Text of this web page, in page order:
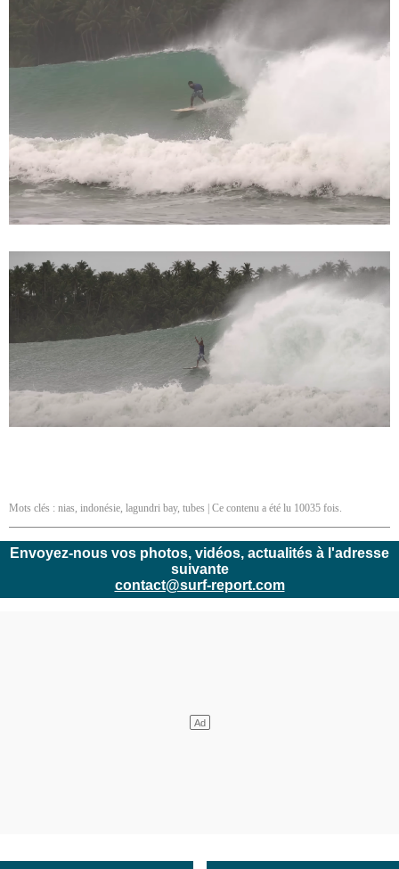
Mots clés : nias, indonésie, lagundri bay, tubes | Ce contenu a été lu 10035 fois.
Envoyez-nous vos photos, vidéos, actualités à l'adresse
suivante
contact@surf-report.com